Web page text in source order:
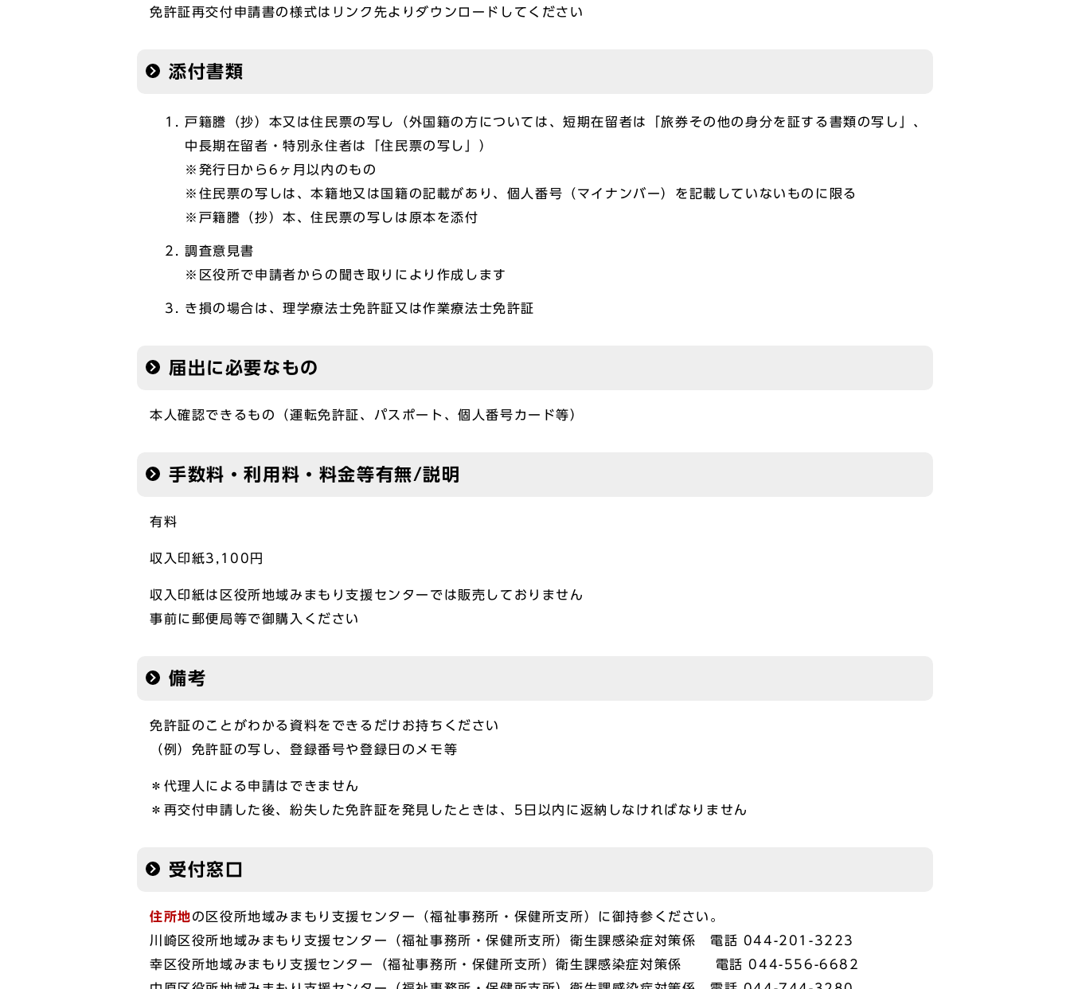
免許証再交付申請書の様式はリンク先よりダウンロードしてください
添付書類
戸籍謄（抄）本又は住民票の写し（外国籍の方については、短期在留者は「旅券その他の身分を証する書類の写し」、
中長期在留者・特別永住者は「住民票の写し」）
※発行日から6ヶ月以内のもの
※住民票の写しは、本籍地又は国籍の記載があり、個人番号（マイナンバー）を記載していないものに限る
※戸籍謄（抄）本、住民票の写しは原本を添付
調査意見書
※区役所で申請者からの聞き取りにより作成します
き損の場合は、理学療法士免許証又は作業療法士免許証
届出に必要なもの
本人確認できるもの（運転免許証、パスポート、個人番号カード等）
手数料・利用料・料金等有無/説明
有料
収入印紙3,100円
収入印紙は区役所地域みまもり支援センターでは販売しておりません
事前に郵便局等で御購入ください
備考
免許証のことがわかる資料をできるだけお持ちください
（例）免許証の写し、登録番号や登録日のメモ等
＊代理人による申請はできません
＊再交付申請した後、紛失した免許証を発見したときは、5日以内に返納しなければなりません
受付窓口
住所地の区役所地域みまもり支援センター（福祉事務所・保健所支所）に御持参ください。
川崎区役所地域みまもり支援センター（福祉事務所・保健所支所）衛生課感染症対策係 電話 044-201-3223
幸区役所地域みまもり支援センター（福祉事務所・保健所支所）衛生課感染症対策係 電話 044-556-6682